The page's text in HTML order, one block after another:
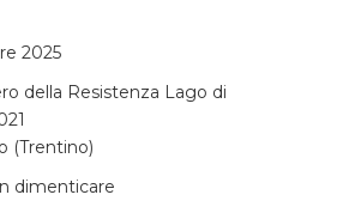
2025
della Resistenza Lago di
(Trentino)
dimenticare